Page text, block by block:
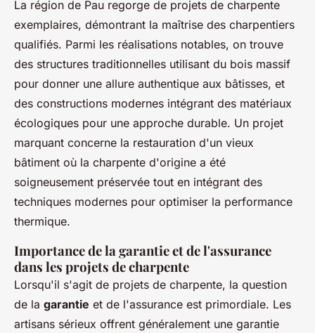
La région de Pau regorge de projets de charpente
exemplaires, démontrant la maîtrise des charpentiers
qualifiés. Parmi les réalisations notables, on trouve
des structures traditionnelles utilisant du bois massif
pour donner une allure authentique aux bâtisses, et
des constructions modernes intégrant des matériaux
écologiques pour une approche durable. Un projet
marquant concerne la restauration d'un vieux
bâtiment où la charpente d'origine a été
soigneusement préservée tout en intégrant des
techniques modernes pour optimiser la performance
thermique.
Importance de la garantie et de l'assurance
dans les projets de charpente
Lorsqu'il s'agit de projets de charpente, la question
de la garantie et de l'assurance est primordiale. Les
artisans sérieux offrent généralement une garantie